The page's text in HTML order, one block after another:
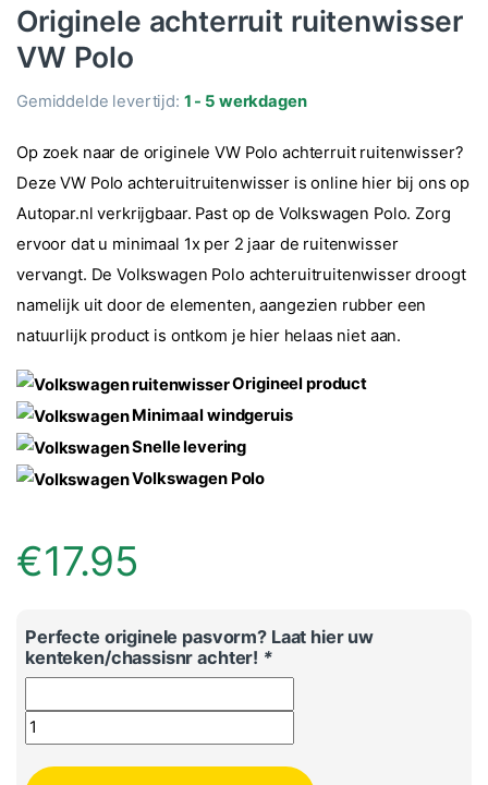
Originele achterruit ruitenwisser
VW Polo
Gemiddelde levertijd: 1 - 5 werkdagen
Op zoek naar de originele VW Polo achterruit ruitenwisser?
Deze VW Polo achteruitruitenwisser is online hier bij ons op
Autopar.nl verkrijgbaar. Past op de Volkswagen Polo. Zorg
ervoor dat u minimaal 1x per 2 jaar de ruitenwisser
vervangt. De Volkswagen Polo achteruitruitenwisser droogt
namelijk uit door de elementen, aangezien rubber een
natuurlijk product is ontkom je hier helaas niet aan.
Origineel product
Minimaal windgeruis
Snelle levering
Volkswagen Polo
€17.95
Perfecte originele pasvorm? Laat hier uw
kenteken/chassisnr achter! *
Originele achterruit ruitenwisser VW Polo aantal